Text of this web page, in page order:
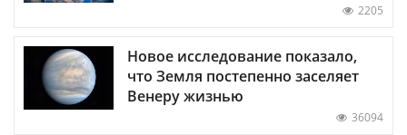
2205
Новое исследование показало,
что Земля постепенно заселяет
Венеру жизнью
36094